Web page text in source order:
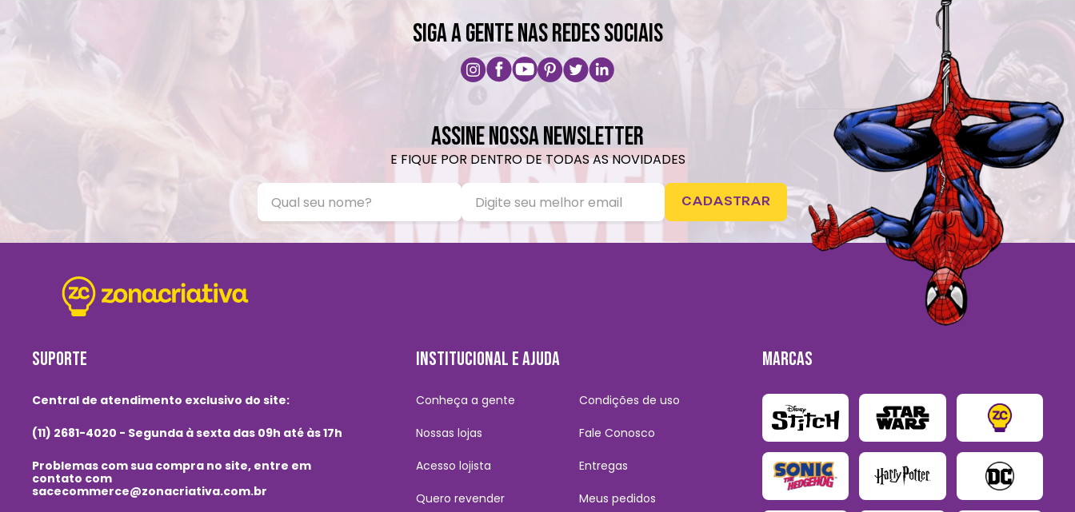
SIGA A GENTE NAS REDES SOCIAIS
ASSINE NOSSA NEWSLETTER
E FIQUE POR DENTRO DE TODAS AS NOVIDADES
CADASTRAR
SUPORTE
Central de atendimento exclusivo do site:
(11) 2681-4020 - Segunda à sexta das 09h até às 17h
Problemas com sua compra no site, entre em
contato com
sacecommerce@zonacriativa.com.br
INSTITUCIONAL E AJUDA
Conheça a gente
Nossas lojas
Acesso lojista
Quero revender
Condições de uso
Fale Conosco
Entregas
Meus pedidos
MARCAS